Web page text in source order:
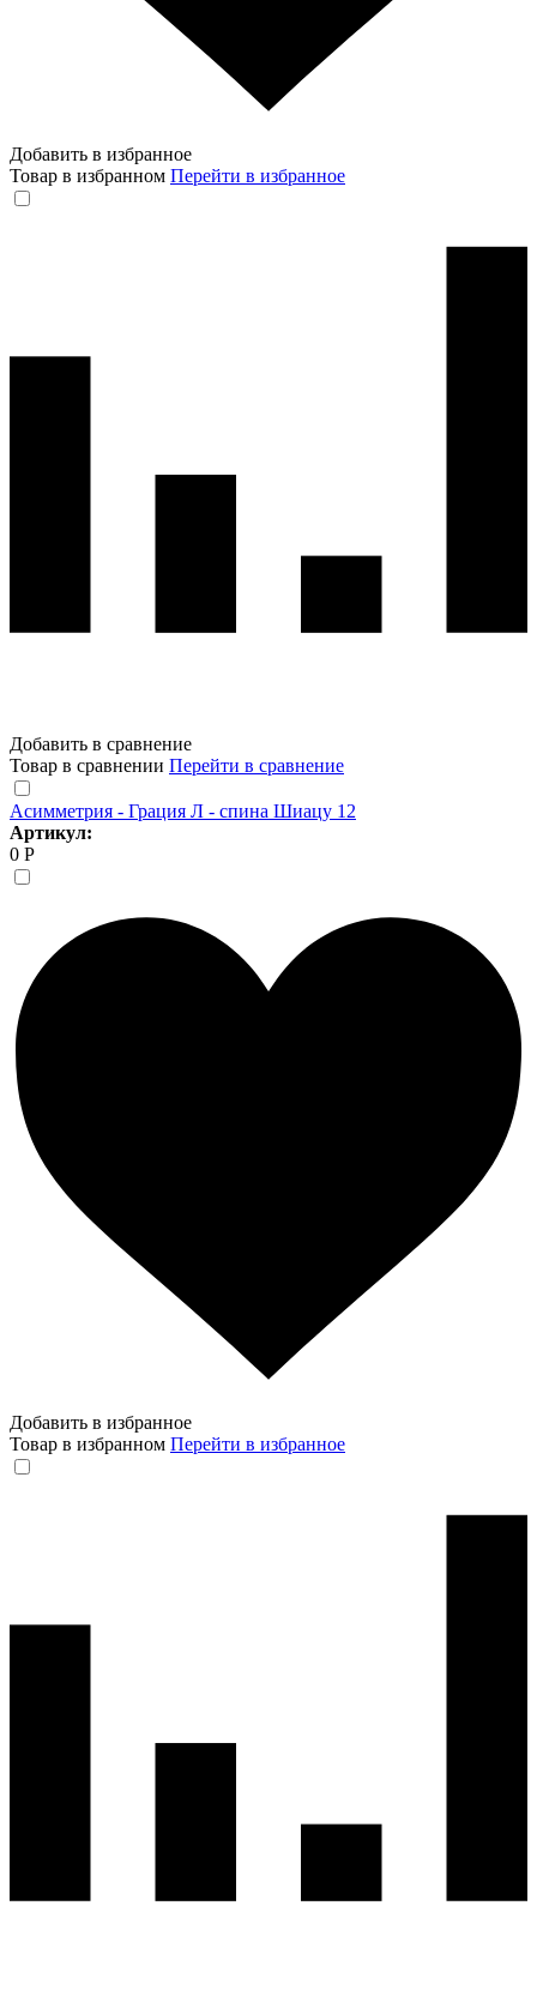
Добавить в избранное
Товар в избранном Перейти в избранное
Добавить в сравнение
Товар в сравнении Перейти в сравнение
Асимметрия - Грация Л - спина Шиацу 12
Артикул:
0 Р
Добавить в избранное
Товар в избранном Перейти в избранное